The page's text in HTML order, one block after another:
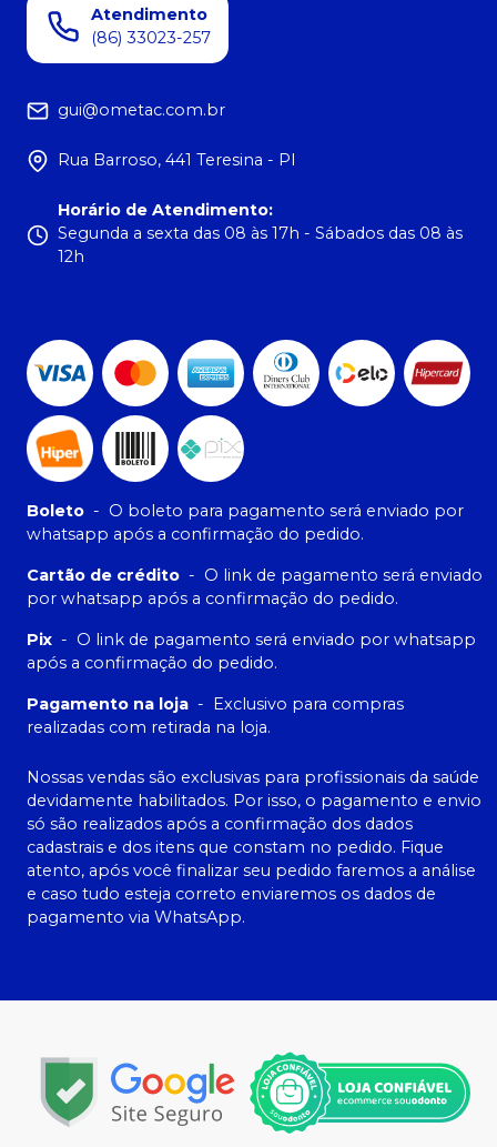
Atendimento
(86) 33023-257
gui@ometac.com.br
Rua Barroso, 441 Teresina - PI
Horário de Atendimento:
Segunda a sexta das 08 às 17h - Sábados das 08 às
12h
Boleto - O boleto para pagamento será enviado por
whatsapp após a confirmação do pedido.
Cartão de crédito - O link de pagamento será enviado
por whatsapp após a confirmação do pedido.
Pix - O link de pagamento será enviado por whatsapp
após a confirmação do pedido.
Pagamento na loja -
Exclusivo para compras
realizadas com retirada na loja.
Nossas vendas são exclusivas para profissionais da saúde
devidamente habilitados. Por isso, o pagamento e envio
só são realizados após a confirmação dos dados
cadastrais e dos itens que constam no pedido. Fique
atento, após você finalizar seu pedido faremos a análise
e caso tudo esteja correto enviaremos os dados de
pagamento via WhatsApp.